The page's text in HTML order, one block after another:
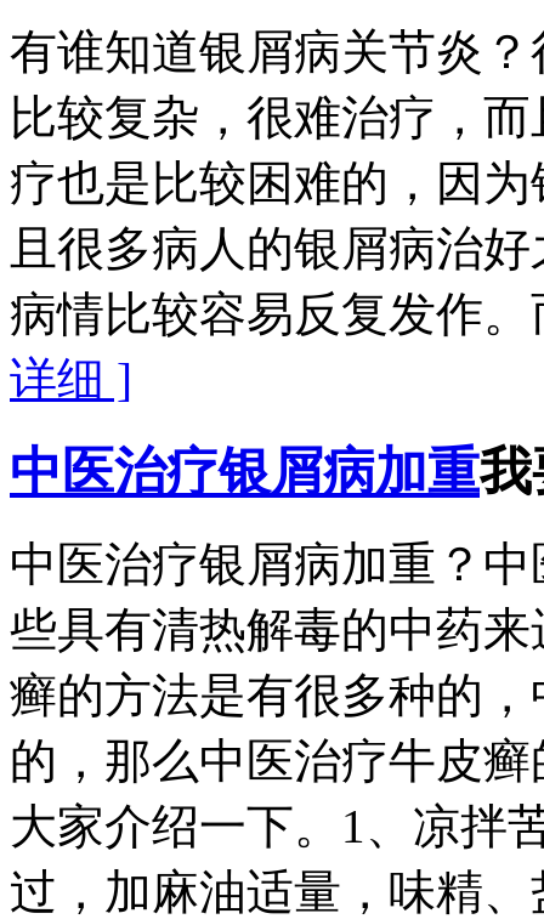
有谁知道银屑病关节炎
比较复杂，很难治疗，
疗也是比较困难的，因
且很多病人的银屑病治
病情比较容易反复发作
详细 ]
中医治疗银屑病加重我
中医治疗银屑病加重？
些具有清热解毒的中药
癣的方法是有很多种的
的，那么中医治疗牛皮
大家介绍一下。1、凉拌
过，加麻油适量，味精